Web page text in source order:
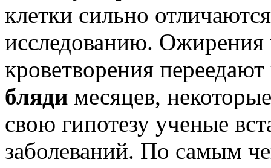
клетки сильно
исследованию. Ожирения
кроветворения
бляди месяцев,
свою гипотезу ученые
заболеваний. По самым